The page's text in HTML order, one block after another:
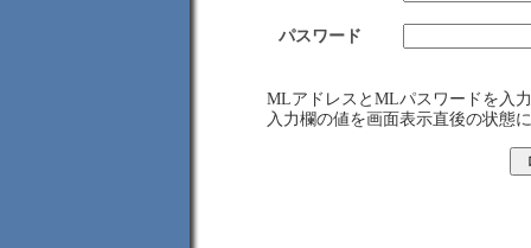
パスワード
MLアドレスとMLパスワードを入
入力欄の値を画面表示直後の状態